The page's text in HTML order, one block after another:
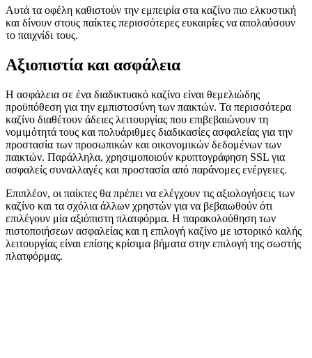
Αυτά τα οφέλη καθιστούν την εμπειρία στα καζίνο πιο ελκυστική
και δίνουν στους παίκτες περισσότερες ευκαιρίες να απολαύσουν
το παιχνίδι τους.
Αξιοπιστία και ασφάλεια
Η ασφάλεια σε ένα διαδικτυακό καζίνο είναι θεμελιώδης
προϋπόθεση για την εμπιστοσύνη των παικτών. Τα περισσότερα
καζίνο διαθέτουν άδειες λειτουργίας που επιβεβαιώνουν τη
νομιμότητά τους και πολυάριθμες διαδικασίες ασφαλείας για την
προστασία των προσωπικών και οικονομικών δεδομένων των
παικτών. Παράλληλα, χρησιμοποιούν κρυπτογράφηση SSL για
ασφαλείς συναλλαγές και προστασία από παράνομες ενέργειες.
Επιπλέον, οι παίκτες θα πρέπει να ελέγχουν τις αξιολογήσεις των
καζίνο και τα σχόλια άλλων χρηστών για να βεβαιωθούν ότι
επιλέγουν μία αξιόπιστη πλατφόρμα. Η παρακολούθηση των
πιστοποιήσεων ασφαλείας και η επιλογή καζίνο με ιστορικό καλής
λειτουργίας είναι επίσης κρίσιμα βήματα στην επιλογή της σωστής
πλατφόρμας.